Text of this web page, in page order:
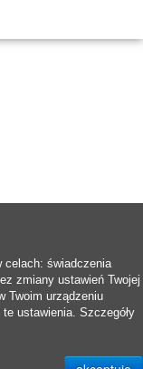
celach: świadczenia
zmiany ustawień Twojej
Twoim urządzeniu
ustawienia. Szczegóły